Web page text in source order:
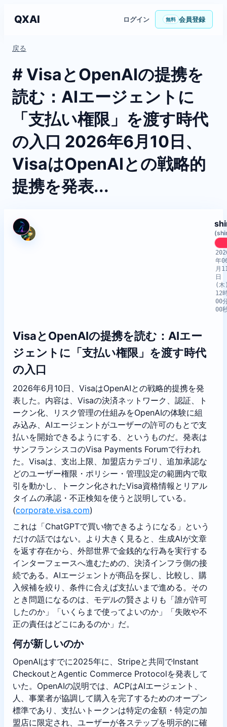
QXAI ログイン 無料 会員登録
戻る
# VisaとOpenAIの提携を
読む：AIエージェントに
「支払い権限」を渡す時代
の入口 2026年6月10日、
VisaはOpenAIとの戦略的
提携を発表...
年
月
日
(
12
00
00
VisaとOpenAIの提携を読む：AIエー
ジェントに「支払い権限」を渡す時代
の入口
2026年6月10日、VisaはOpenAIとの戦略的提携を発
表した。内容は、Visaの決済ネットワーク、認証、ト
ークン化、リスク管理の仕組みをOpenAIの体験に組
み込み、AIエージェントがユーザーの許可のもとで支
払いを開始できるようにする、というものだ。発表は
サンフランシスコのVisa Payments Forumで行われ
た。Visaは、支出上限、加盟店カテゴリ、追加承認な
どのユーザー権限・ポリシー・管理設定の範囲内で取
引を動かし、トークン化されたVisa資格情報とリアル
タイムの承認・不正検知を使うと説明している。
(corporate.visa.com)
これは「ChatGPTで買い物できるようになる」という
だけの話ではない。より大きく見ると、生成AIが文章
を返す存在から、外部世界で金銭的な行為を実行する
インターフェースへ進むための、決済インフラ側の接
続である。AIエージェントが商品を探し、比較し、購
入候補を絞り、条件に合えば支払いまで進める。その
とき問題になるのは、モデルの賢さよりも「誰が許可
したのか」「いくらまで使ってよいのか」「失敗や不
正の責任はどこにあるのか」だ。
何が新しいのか
OpenAIはすでに2025年に、Stripeと共同でInstant
CheckoutとAgentic Commerce Protocolを発表して
いた。OpenAIの説明では、ACPはAIエージェント、
人、事業者が協調して購入を完了するためのオープン
標準であり、支払いトークンは特定の金額・特定の加
盟店に限定され、ユーザーが各ステップを明示的に確